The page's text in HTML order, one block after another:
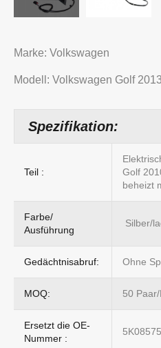
Marke: Volkswagen
Modell: Volkswagen Golf
Spezifikation:
Teil :
Golf
beheizt
Farbe/
Ausführung
Silber/
Gedächtnisabruf: Ohne
MOQ: 50
Ersetzt die OE-
Nummer :